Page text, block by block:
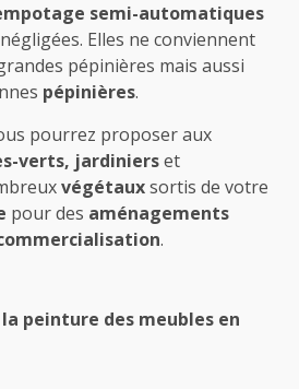
semi-automatiques
Elles ne conviennent
pépinières mais aussi
pépinières.
pourrez proposer aux
verts, jardinierset
végétauxsortis de votre
pour des aménagements
.
peinture des meubles en